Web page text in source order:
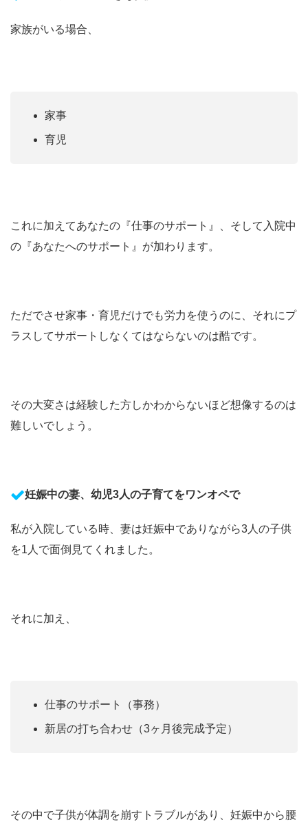
家族がいる場合、
家事
育児
これに加えてあなたの『仕事のサポート』、そして入院中
の『あなたへのサポート』が加わります。
ただでさせ家事・育児だけでも労力を使うのに、それにプ
ラスしてサポートしなくてはならないのは酷です。
その大変さは経験した方しかわからないほど想像するのは
難しいでしょう。
妊娠中の妻、幼児3人の子育てをワンオペで
私が入院している時、妻は妊娠中でありながら3人の子供
を1人で面倒見てくれました。
それに加え、
仕事のサポート（事務）
新居の打ち合わせ（3ヶ月後完成予定）
その中で子供が体調を崩すトラブルがあり、妊娠中から腰